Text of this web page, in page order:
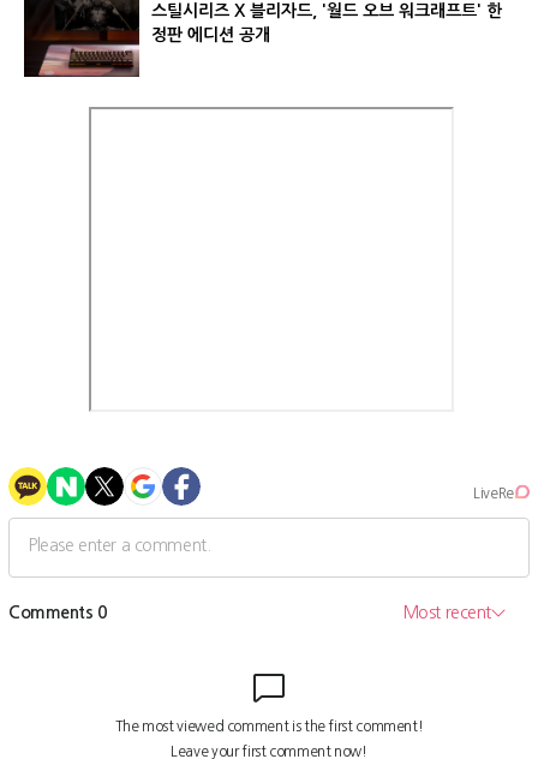
스틸시리즈 X 블리자드, '월드 오브 워크래프트' 한
정판 에디션 공개